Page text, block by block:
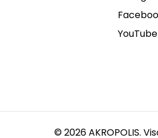
YouTube
© 2026 AKROPOLIS.